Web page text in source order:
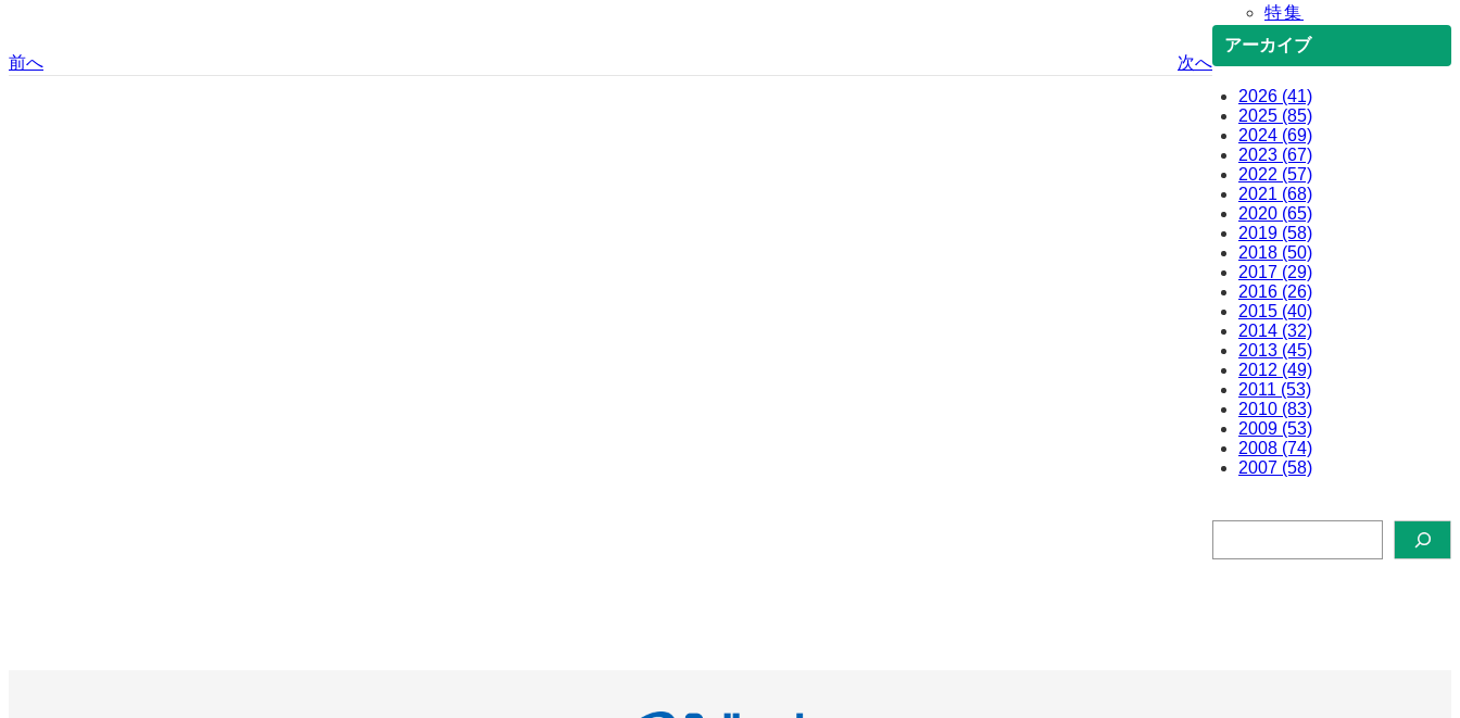
前へ 次へ
特集
アーカイブ
2026 (41)
2025 (85)
2024 (69)
2023 (67)
2022 (57)
2021 (68)
2020 (65)
2019 (58)
2018 (50)
2017 (29)
2016 (26)
2015 (40)
2014 (32)
2013 (45)
2012 (49)
2011 (53)
2010 (83)
2009 (53)
2008 (74)
2007 (58)